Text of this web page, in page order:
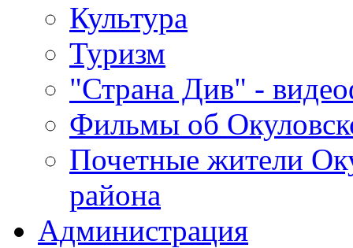
Культура
Туризм
"Страна Див" -
Фильмы об
Почетные жители
района
Администрация